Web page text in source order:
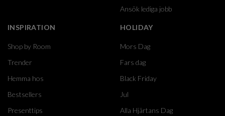
Ansök lediga jobb
INSPIRATION
Shop by Room
Trender
Hemma hos
Bestsellers
Presenttips
HOLIDAY
Mors Dag
Fars dag
Black Friday
Jul
Alla Hjärtans Dag